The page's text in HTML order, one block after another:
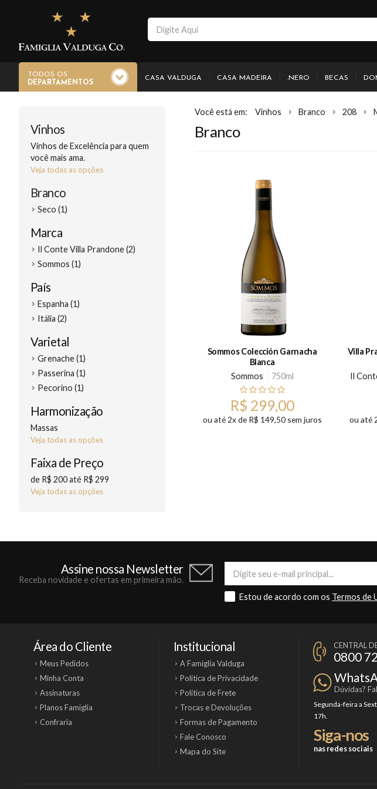
TODOS OS
DEPARTAMENTOS
CASA VALDUGA CASA MADEIRA .NERO BECAS
Vinhos
Vinhos de Excelência para quem
você mais ama.
Veja todas as opções
Branco
Seco (1)
Marca
Il Conte Villa Prandone (2)
Sommos (1)
País
Espanha (1)
Itália (2)
Varietal
Grenache (1)
Passerina (1)
Pecorino (1)
Harmonização
Massas
Veja todas as opções
Faixa de Preço
de R$ 200 até R$ 299
Veja todas as opções
Vinhos Branco 208
Branco
Sommos Colección Garnacha
Blanca
Sommos
750ml
R$ 299,00
ou até 2x de R$ 149,50 sem juros
Villa
Il
ou até
Assine nossa Newsletter
Receba novidade e ofertas em primeira mão.
Estou de acordo com os Termos de
Área do Cliente
Meus Pedidos
Minha Conta
Assinaturas
Planos Famiglia
Confraria
Institucional
A Famiglia Valduga
Política de Privacidade
Política de Frete
Trocas e Devoluções
Formas de Pagamento
Fale Conosco
Mapa do Site
CENTRAL
0800
Dúvidas?
Segunda-feira a
17h.
Siga-nos
nas redes sociais